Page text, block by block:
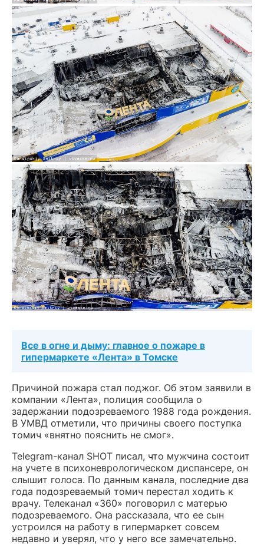
Все в огне и дыму: главное о пожаре в
гипермаркете «Лента» в Томске
Причиной пожара стал поджог. Об этом заявили в
компании «Лента», полиция сообщила о
задержании подозреваемого 1988 года рождения.
В УМВД отметили, что причины своего поступка
томич «внятно пояснить не смог».
Telegram-канал SHOT писал, что мужчина состоит
на учете в психоневрологическом диспансере, он
слышит голоса. По данным канала, последние два
года подозреваемый томич перестал ходить к
врачу. Телеканал «360» поговорил с матерью
подозреваемого. Она рассказала, что ее сын
устроился на работу в гипермаркет совсем
недавно и уверял, что у него все замечательно.